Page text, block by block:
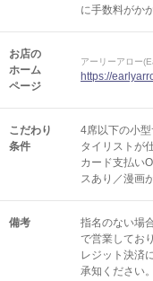
に手数料がか
お店の
ホーム
ページ
アーリーアロー
https://
こだわり
条件
4席以下の小
タイリストが
カード支払い
スあり／漫画
備考
指名のない場
で営業してお
レジット決済
承知ください